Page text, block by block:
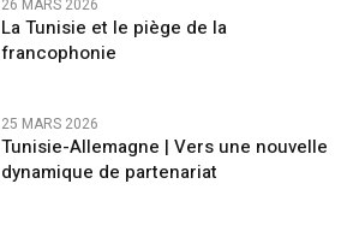
26 MARS 2026
La Tunisie et le piège de la
francophonie
25 MARS 2026
Tunisie-Allemagne | Vers une nouvelle
dynamique de partenariat